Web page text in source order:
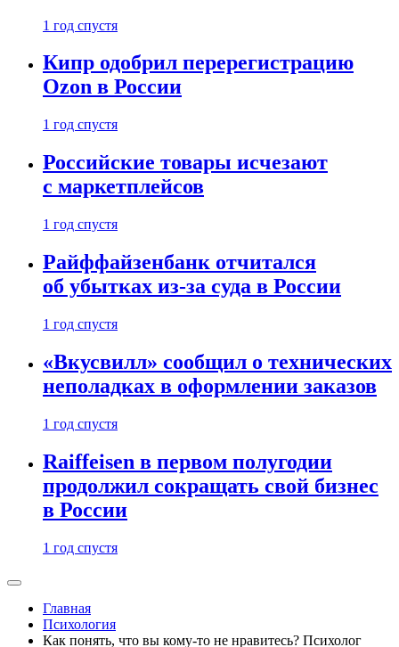
1 год спустя
Кипр одобрил перерегистрацию
Ozon в России
1 год спустя
Российские товары исчезают
с маркетплейсов
1 год спустя
Райффайзенбанк отчитался
об убытках из-за суда в России
1 год спустя
«Вкусвилл» сообщил о технических
неполадках в оформлении заказов
1 год спустя
Raiffeisen в первом полугодии
продолжил сокращать свой бизнес
в России
1 год спустя
Главная
Психология
Как понять, что вы кому-то не нравитесь? Психолог